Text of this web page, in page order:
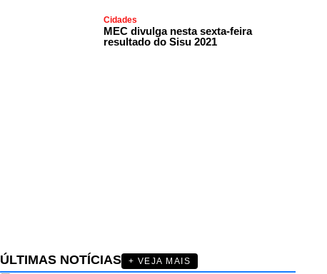
Cidades
MEC divulga nesta sexta-feira
resultado do Sisu 2021
ÚLTIMAS NOTÍCIAS
+ VEJA MAIS